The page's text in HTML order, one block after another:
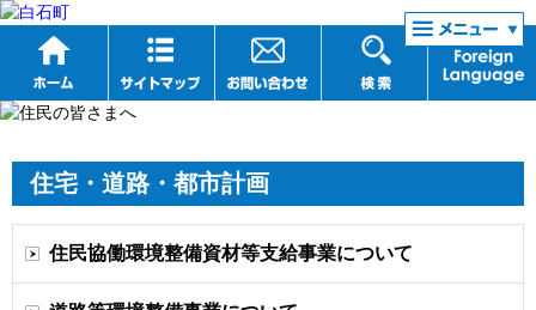
リンク集
住宅・道路・都市計画
住民協働環境整備資材等支給事業について